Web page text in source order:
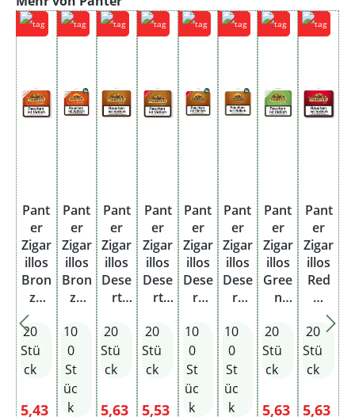
Pant
er
Zigar
illos
Bron
ze
Swirl
Filter
M
Cogn
20
Stü
ck
Verkaufspreis:
5,43
Pant
er
Zigar
illos
Bron
ze
Filte
r M
Cog
nac
Stan
10
0
St
üc
k
Pant
er
Zigar
illos
Dese
rt
M
Kaffe
e
20
Stü
ck
Verkaufspreis:
5,63
Pant
er
Zigar
illos
Dese
rt
M
Kaffe
e mit
20
Stü
ck
Verkaufspreis:
5,53
Pant
er
Zigar
illos
Dese
rt
M
Kaff
ee
mit
Filte
10
0
St
üc
k
Pant
er
Zigar
illos
Dese
rt
M
Kaff
ee
Stan
ge
10
0
St
üc
k
Pant
er
Zigar
illos
Gree
n
Filter
20
Stü
ck
5,63
Pant
er
Zigar
illos
Red
M
Vanil
le
20
Stü
ck
5,63